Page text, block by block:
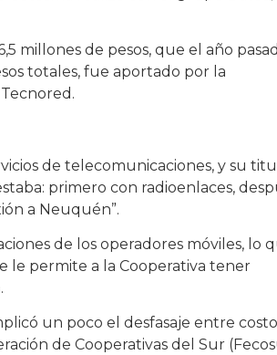
millones de pesos, que el año
totales, fue aportado por la
de telecomunicaciones, y su
primero con radioenlaces,
a Neuquén”.
de los operadores móviles, lo
le permite a la Cooperativa tener
un poco el desfasaje entre
de Cooperativas del Sur